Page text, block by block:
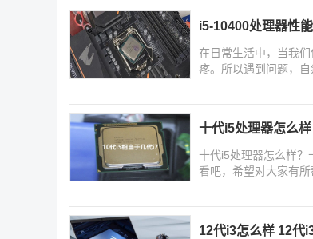
i5-10400处理器性
在日常生活中，当我
疼。所以遇到问题，
十代i5处理器怎么
十代i5处理器怎么样？
看吧，希望对大家有所
12代i3怎么样 12代